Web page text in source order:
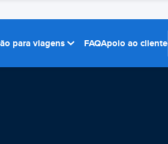
para viagens FAQApoio ao cliente